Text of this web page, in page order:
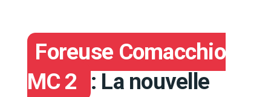
Foreuse Comacchio
MC 2
: La nouvelle